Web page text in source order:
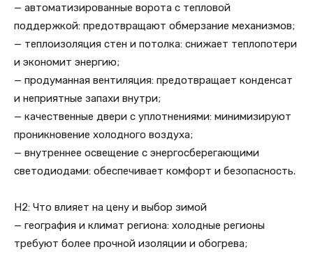
— автоматизированные ворота с тепловой
поддержкой: предотвращают обмерзание механизмов;
— теплоизоляция стен и потолка: снижает теплопотери
и экономит энергию;
— продуманная вентиляция: предотвращает конденсат
и неприятные запахи внутри;
— качественные двери с уплотнениями: минимизируют
проникновение холодного воздуха;
— внутреннее освещение с энергосберегающими
светодиодами: обеспечивает комфорт и безопасность.
H2: Что влияет на цену и выбор зимой
— география и климат региона: холодные регионы
требуют более прочной изоляции и обогрева;